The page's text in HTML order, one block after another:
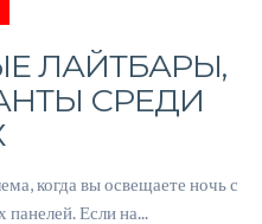
ЛАЙТБАРЫ,
СРЕДИ
когда вы освещаете ночь с
Если на...